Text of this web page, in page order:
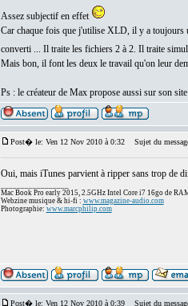
Assez subjectif en effet
Car chaque fois que j'utilise XLD, il y a toujours
converti ... Il traite les fichiers 2 à 2. Il traite
Mais bon, il font les deux le travail qu'on leur
Ps : le créateur de Max propose aussi sur son
Post� le: Ven 12 Nov 2010 à 0:32 Sujet du
Oui, mais iTunes parvient à ripper sans trop de
Mac Book Pro early 2015, 2.5GHz Intel Core i7 16go de
Webzine musique & hi-fi : www.magazine-audio.com
Photographie: www.marcphilip.com
Post� le: Ven 12 Nov 2010 à 0:39 Sujet du